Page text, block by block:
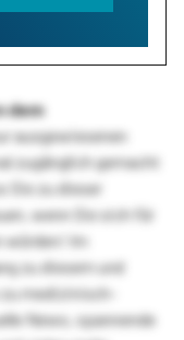
dem
ausgewiesenen
zugänglich gemacht
Sie zu dieser
wenn Sie sich für
Im
zu diesem und
medizinisch-
News, spannende